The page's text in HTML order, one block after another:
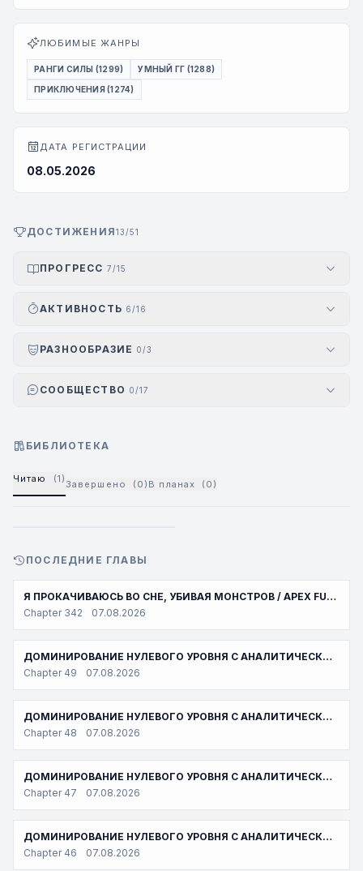
ЛЮБИМЫЕ ЖАНРЫ
РАНГИ СИЛЫ (1299) УМНЫЙ ГГ (1288)
ПРИКЛЮЧЕНИЯ (1274)
ДАТА РЕГИСТРАЦИИ
08.05.2026
ДОСТИЖЕНИЯ13/51
ПРОГРЕСС 7/15
АКТИВНОСТЬ 6/16
РАЗНООБРАЗИЕ 0/3
СООБЩЕСТВО 0/17
БИБЛИОТЕКА
Читаю (1) Завершено (0) В планах (0)
9,8
СУПЕР БОГ ЗООМАГАЗИНА / ASTRAL PET STORE
ПОСЛЕДНИЕ ГЛАВЫ
Я ПРОКАЧИВАЮСЬ ВО СНЕ, УБИВАЯ МОНСТРОВ / APEX FUTURE MARTIAL ARTS
Chapter 342
07.08.2026
ДОМИНИРОВАНИЕ НУЛЕВОГО УРОВНЯ С АНАЛИТИЧЕСКИМИ НАВЫКАМИ
Chapter 49
07.08.2026
ДОМИНИРОВАНИЕ НУЛЕВОГО УРОВНЯ С АНАЛИТИЧЕСКИМИ НАВЫКАМИ
Chapter 48
07.08.2026
ДОМИНИРОВАНИЕ НУЛЕВОГО УРОВНЯ С АНАЛИТИЧЕСКИМИ НАВЫКАМИ
Chapter 47
07.08.2026
ДОМИНИРОВАНИЕ НУЛЕВОГО УРОВНЯ С АНАЛИТИЧЕСКИМИ НАВЫКАМИ
Chapter 46
07.08.2026